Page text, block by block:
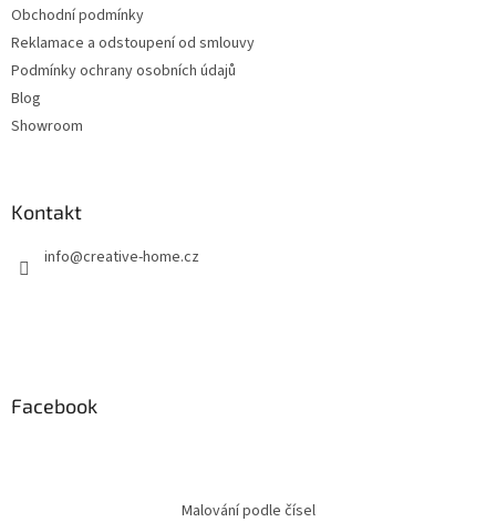
Obchodní podmínky
Reklamace a odstoupení od smlouvy
Podmínky ochrany osobních údajů
Blog
Showroom
Kontakt
info@creative-home.cz
Facebook
Malování podle čísel